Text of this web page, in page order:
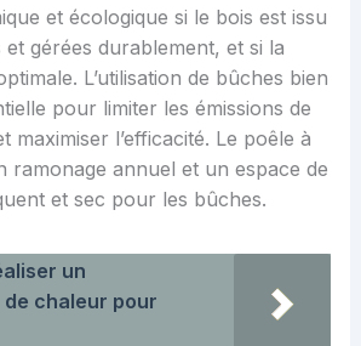
et écologique si le bois est issu
gérées durablement, et si la
L’utilisation de bûches bien
pour limiter les émissions de
maximiser l’efficacité. Le poêle à
ramonage annuel et un espace de
et sec pour les bûches.
un
chaleur pour